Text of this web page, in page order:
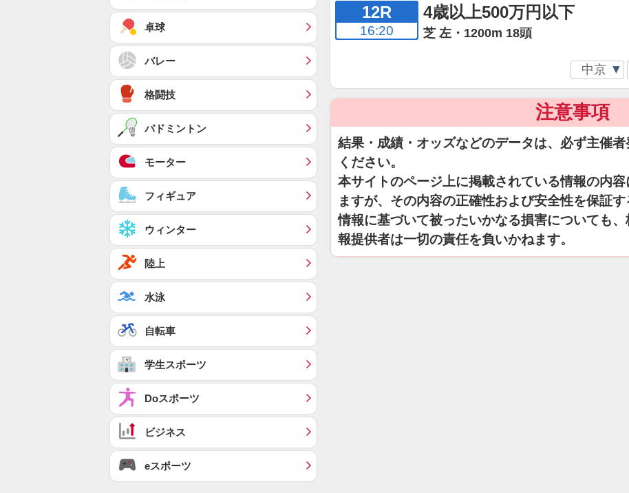
12R
16:20
4歳以上500万円以下
芝 左・1200m 18頭
注意事項
結果・成績・オッズなどのデータは、必ず主催
ください。
本サイトのページ上に掲載されている情報の内
ますが、その内容の正確性および安全性を保証
情報に基づいて被ったいかなる損害についても
報提供者は一切の責任を負いかねます。
卓球
バレー
格闘技
バドミントン
モーター
フィギュア
ウィンター
陸上
水泳
自転車
学生スポーツ
Doスポーツ
ビジネス
eスポーツ